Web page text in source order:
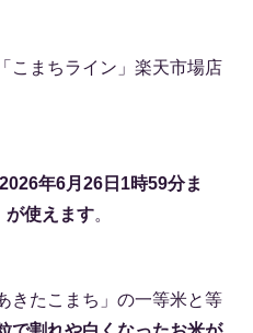
こまちライン」楽天市場店
2026年6月26日1時59分ま
が使えます。
きたこまち」の一等米と等